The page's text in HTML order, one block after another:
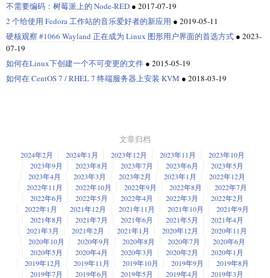
不需要编码：树莓派上的 Node-RED ● 2017-07-19
2 个给使用 Fedora 工作站的音乐爱好者的新应用 ● 2019-05-11
硬核观察 #1066 Wayland 正在成为 Linux 图形用户界面的首选方式 ● 2023-
07-19
如何在Linux下创建一个不可变更的文件 ● 2015-05-19
如何在 CentOS 7 / RHEL 7 终端服务器上安装 KVM ● 2018-03-19
文章归档
2024年2月 2024年1月 2023年12月 2023年11月
2023年10月
2023年9月
2023年8月 2023年7月 2023年6月
2023年5月
2023年4月
2023年3月 2023年2月 2023年1月
2022年12月
2022年11月
2022年10月 2022年9月 2022年8月
2022年7月
2022年6月
2022年5月 2022年4月 2022年3月
2022年2月
2022年1月
2021年12月 2021年11月 2021年10月
2021年9月
2021年8月
2021年7月 2021年6月 2021年5月
2021年4月
2021年3月
2021年2月 2021年1月 2020年12月
2020年11月
2020年10月
2020年9月 2020年8月 2020年7月
2020年6月
2020年5月
2020年4月 2020年3月 2020年2月
2020年1月
2019年12月
2019年11月 2019年10月 2019年9月
2019年8月
2019年7月
2019年6月 2019年5月 2019年4月
2019年3月